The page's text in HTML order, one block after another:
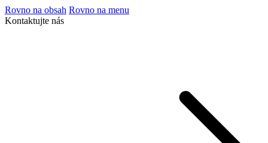
Rovno na obsah Rovno na menu
Kontaktujte nás